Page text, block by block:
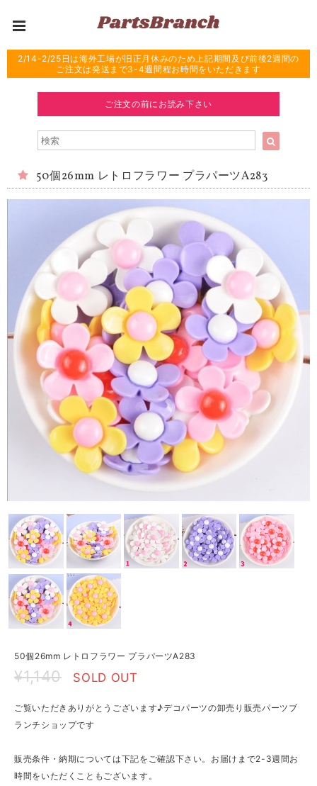
2/14-2/25日は海外工場が旧正月休みのため上記期間及び前後2週間の
ご注文は発送まで3-4週間程お時間をいただきます
ご注文の前にお読み下さい
50個26mm レトロフラワー プラパーツA283
50個26mm レトロフラワー プラパーツA283
¥1,140 SOLD OUT
ご覧いただきありがとうございます♪デコパーツの卸売り販売パーツブ
ランチショップです
販売条件・納期については下記をご確認下さい。お届けまで2-3週間お
時間をいただくこともございます。